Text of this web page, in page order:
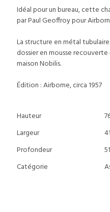
Idéal pour un bureau, cette
par Paul Geoffroy pour
La structure en métal
dossier en mousse
maison Nobilis.
Édition : Airborne, circa 1957
Hauteur
Largeur
Profondeur
Catégorie